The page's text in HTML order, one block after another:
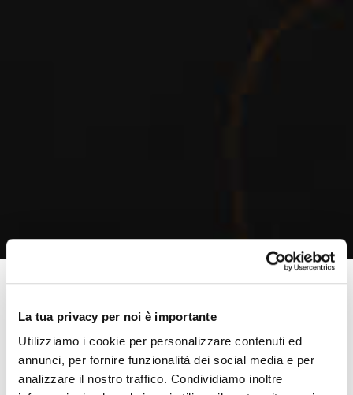
La tua privacy per noi è importante
Utilizziamo i cookie per personalizzare contenuti ed
annunci, per fornire funzionalità dei social media e per
analizzare il nostro traffico. Condividiamo inoltre
Alzi la mano chi, con qualche disabilità motoria, è stato
ad un concerto o ad una manifestazione pubblica ed è
filato tutto liscio dall’inizio alla fine.